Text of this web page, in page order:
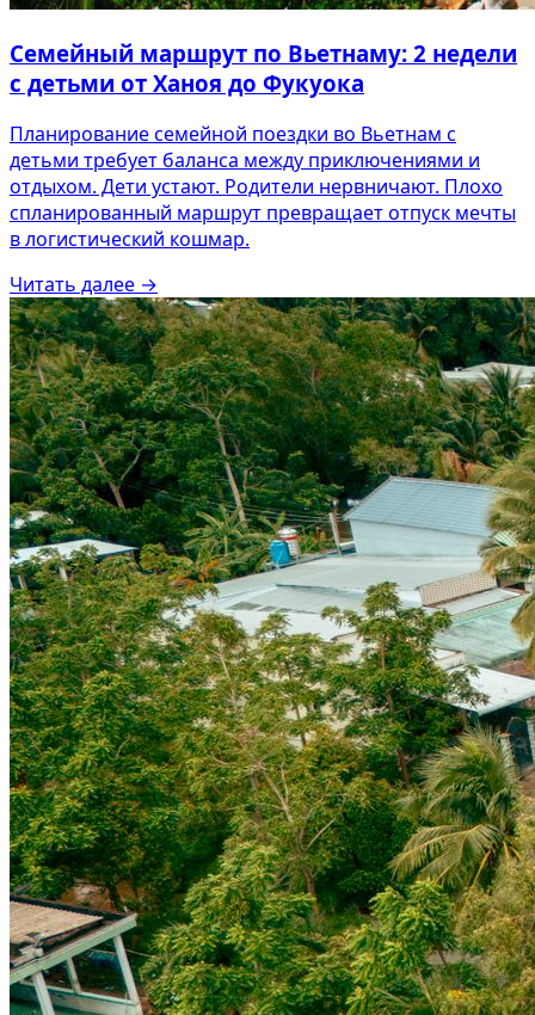
Семейный маршрут по Вьетнаму: 2 недели
с детьми от Ханоя до Фукуока
Планирование семейной поездки во Вьетнам с
детьми требует баланса между приключениями и
отдыхом. Дети устают. Родители нервничают. Плохо
спланированный маршрут превращает отпуск мечты
в логистический кошмар.
Читать далее →